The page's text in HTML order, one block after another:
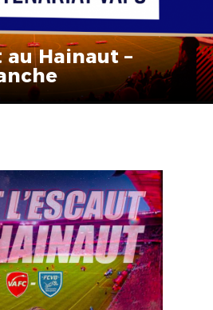
au Hainaut –